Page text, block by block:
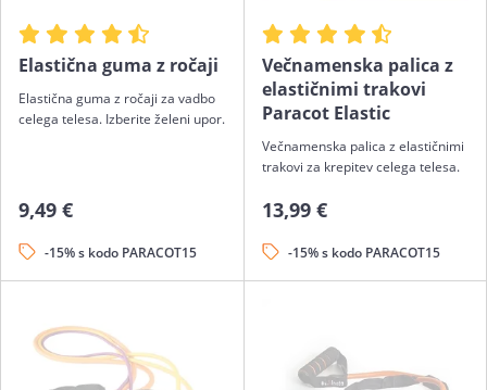
Elastična guma z ročaji
Elastična guma z ročaji za vadbo
celega telesa. Izberite želeni upor.
9,49 €
-15% s kodo PARACOT15
Večnamenska palica z
elastičnimi trakovi
Paracot Elastic
Večnamenska palica z elastičnimi
trakovi za krepitev celega telesa.
13,99 €
-15% s kodo PARACOT15